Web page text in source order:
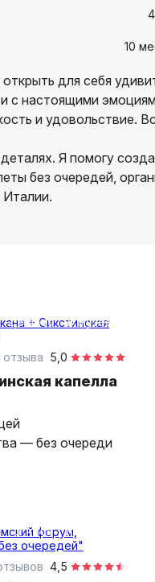
10
для себя
с настоящими
и удовольствие.
Я помогу
без очередей,
2,5 часа
в музее
5,0
отзыва
капелла
— без очереди
2 часа
пешком
4,5